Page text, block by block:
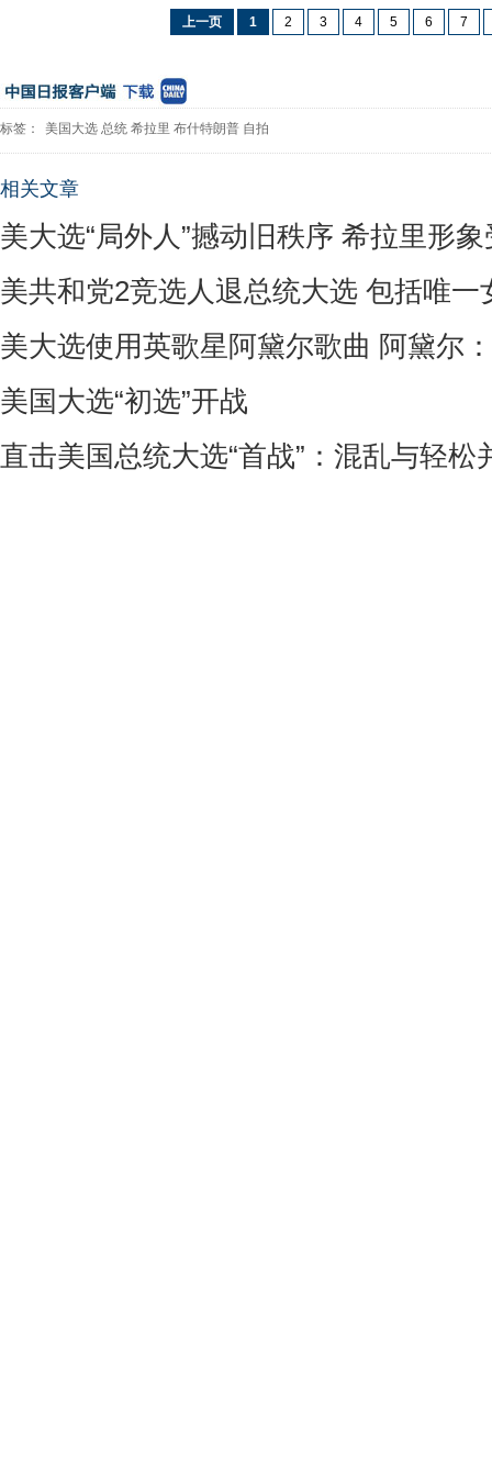
上一页 1 2 3 4 5 6 7
标签： 美国大选 总统 希拉里 布什特朗普 自拍
相关文章
美大选“局外人”撼动旧秩序 希拉里形
美共和党2竞选人退总统大选 包括唯一
美大选使用英歌星阿黛尔歌曲 阿黛尔
美国大选“初选”开战
直击美国总统大选“首战”：混乱与轻松